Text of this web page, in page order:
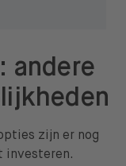
andere
zijn er nog
investeren.